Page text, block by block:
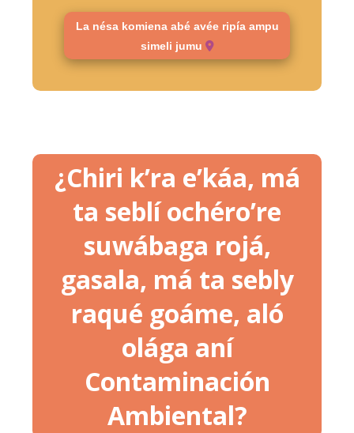
La nésa komiena abé avée ripía ampu
simeli jumu
¿Chiri k’ra e’káa, má
ta seblí ochéro’re
suwábaga rojá,
gasala, má ta sebly
raqué goáme, aló
olága aní
Contaminación
Ambiental?